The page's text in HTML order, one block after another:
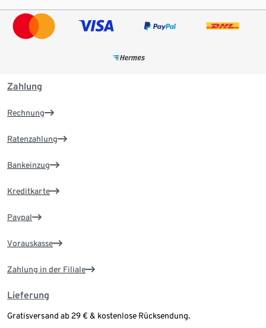
Zahlung
Rechnung
Ratenzahlung
Bankeinzug
Kreditkarte
Paypal
Vorauskasse
Zahlung in der Filiale
Lieferung
Gratisversand ab 29 € & kostenlose Rücksendung.